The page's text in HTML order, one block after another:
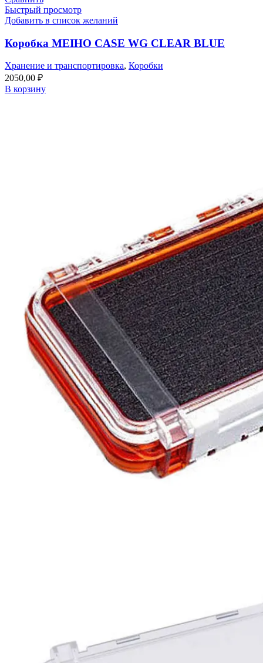
Быстрый просмотр
Добавить в список желаний
Коробка MEIHO CASE WG CLEAR BLUE
Хранение и транспортировка, Коробки
2050,00 ₽
В корзину